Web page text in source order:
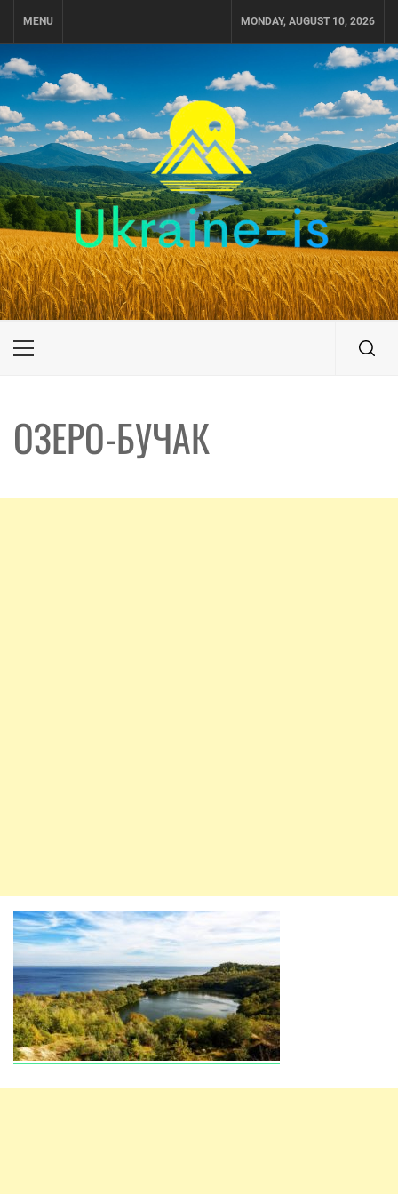
MENU MONDAY, AUGUST 10, 2026
UKRAINE-IS
ПУТЕШЕСТВИЕ ПО УКРАИНЕ
Primary
ОЗЕРО-БУЧАК